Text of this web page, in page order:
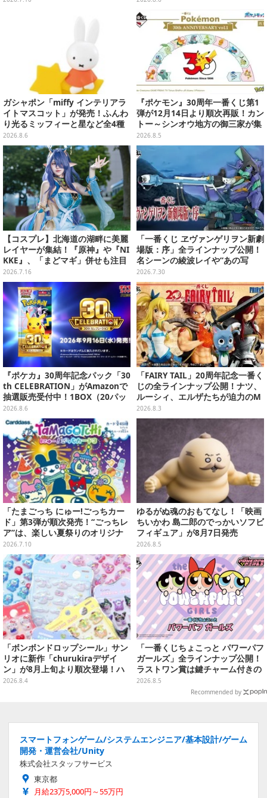
り予約受付開始
ガシャポン「miffy インテリアラ
イトマスコット」が発売！ふんわ
り光るミッフィーと星など全4種
ラインナップ
2026.8.6
『ポケモン』30周年一番くじ第1
弾が12月14日より順次再販！カン
トー～シンオウ地方の御三家が集
まった時計、ぬいぐるみなど記念
グッズ盛りだくさん
2026.8.5
【コスプレ】北海道の湖畔に美麗
レイヤーが集結！『原神』や『NI
KKE』、「まどマギ」併せも注目
の美女たち11選【写真51枚】
2026.7.16
「一番くじ ヱヴァンゲリヲン新劇
場版：序」全ラインナップ公開！
名シーンの綾波レイや“あの写
真”の葛城ミサトフィギュアほ
か、場面写クリアファイルなど
2026.7.30
『ポケカ』30周年記念パック「30
th CELEBRATION」がAmazonで
抽選販売受付中！1BOX（20パッ
ク入り）
2026.8.6
「FAIRY TAIL」20周年記念一番く
じの全ラインナップ公開！ナツ、
ルーシィ、エルザたちが迫力のM
ASTERLISEで初登場
2026.8.3
「たまごっち にゅー!ごっちカー
ド」第3弾が順次発売！“ごっちレ
ア”は、楽しい夏祭りのオリジナ
ルアートに
2026.7.10
ゆるがぬ魂のおもてなし！「映画
ちいかわ 島二郎のでっかいソフビ
フィギュア」が8月7日発売
2026.8.5
「ボンボンドロップシール」サン
リオに新作「churukiraデザイ
ン」が8月上旬より順次登場！ハ
ローキティ、はぴだんぶいなど全
2026.8.4
「一番くじちょこっと パワーパフ
ガールズ」全ラインナップ公開！
ラストワン賞は鍵チャーム付きの
シール帳スペシャルセットを用意
2026.8.5
Recommended by
スマートフォンゲーム/システムエンジニア/基本設計/ゲーム
開発・運営会社/Unity
株式会社スタッフサービス
東京都
月給23万5,000円～55万円